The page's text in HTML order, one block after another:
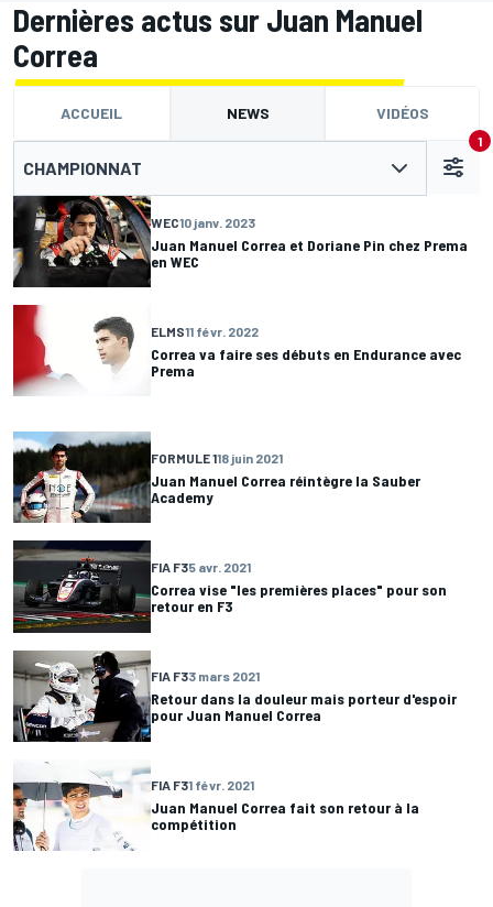
Dernières actus sur Juan Manuel
Correa
ACCUEIL NEWS VIDÉOS
CHAMPIONNAT
1
WEC10 janv. 2023
Juan Manuel Correa et Doriane Pin chez Prema
en WEC
ELMS11 févr. 2022
Correa va faire ses débuts en Endurance avec
Prema
FORMULE 118 juin 2021
Juan Manuel Correa réintègre la Sauber
Academy
FIA F35 avr. 2021
Correa vise "les premières places" pour son
retour en F3
FIA F33 mars 2021
Retour dans la douleur mais porteur d'espoir
pour Juan Manuel Correa
FIA F31 févr. 2021
Juan Manuel Correa fait son retour à la
compétition